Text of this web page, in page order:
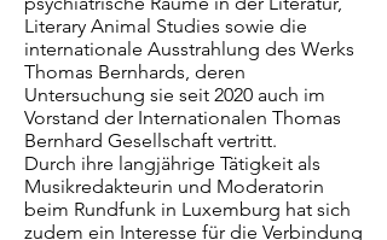
Literary Animal Studies sowie die
internationale Ausstrahlung des Werks
Thomas Bernhards, deren
Untersuchung sie seit 2020 auch im
Vorstand der Internationalen Thomas
Bernhard Gesellschaft vertritt.
Durch ihre langjährige Tätigkeit als
Musikredakteurin und Moderatorin
beim Rundfunk in Luxemburg hat sich
zudem ein Interesse für die Verbindung